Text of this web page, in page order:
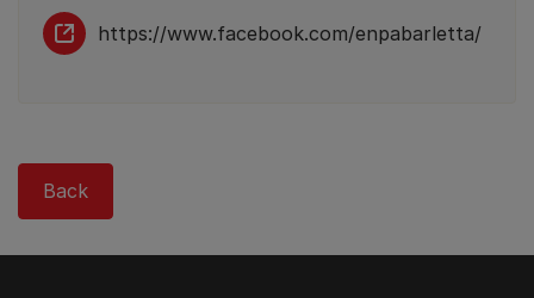
https://www.facebook.com/enpabarletta/
Back